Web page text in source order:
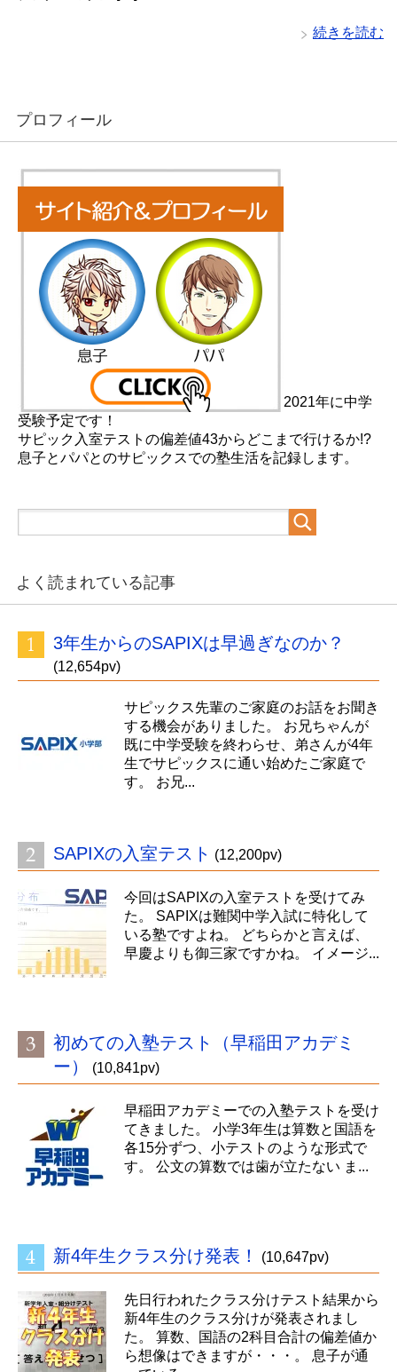
続きを読む
プロフィール
2021年に中学
受験予定です！
サピック入室テストの偏差値43からどこまで行けるか!?
息子とパパとのサピックスでの塾生活を記録します。
よく読まれている記事
3年生からのSAPIXは早過ぎなのか？
(12,654pv)
サピックス先輩のご家庭のお話をお聞き
する機会がありました。 お兄ちゃんが
既に中学受験を終わらせ、弟さんが4年
生でサピックスに通い始めたご家庭で
す。 お兄...
SAPIXの入室テスト (12,200pv)
今回はSAPIXの入室テストを受けてみ
た。 SAPIXは難関中学入試に特化して
いる塾ですよね。 どちらかと言えば、
早慶よりも御三家ですかね。 イメージ...
初めての入塾テスト（早稲田アカデミ
ー）
(10,841pv)
早稲田アカデミーでの入塾テストを受け
てきました。 小学3年生は算数と国語を
各15分ずつ、小テストのような形式で
す。 公文の算数では歯が立たない ま...
新4年生クラス分け発表！ (10,647pv)
先日行われたクラス分けテスト結果から
新4年生のクラス分けが発表されまし
た。 算数、国語の2科目合計の偏差値か
ら想像はできますが・・・。 息子が通